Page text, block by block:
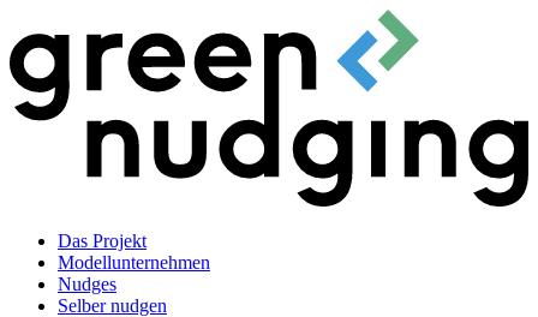
Das Projekt
Modellunternehmen
Nudges
Selber nudgen